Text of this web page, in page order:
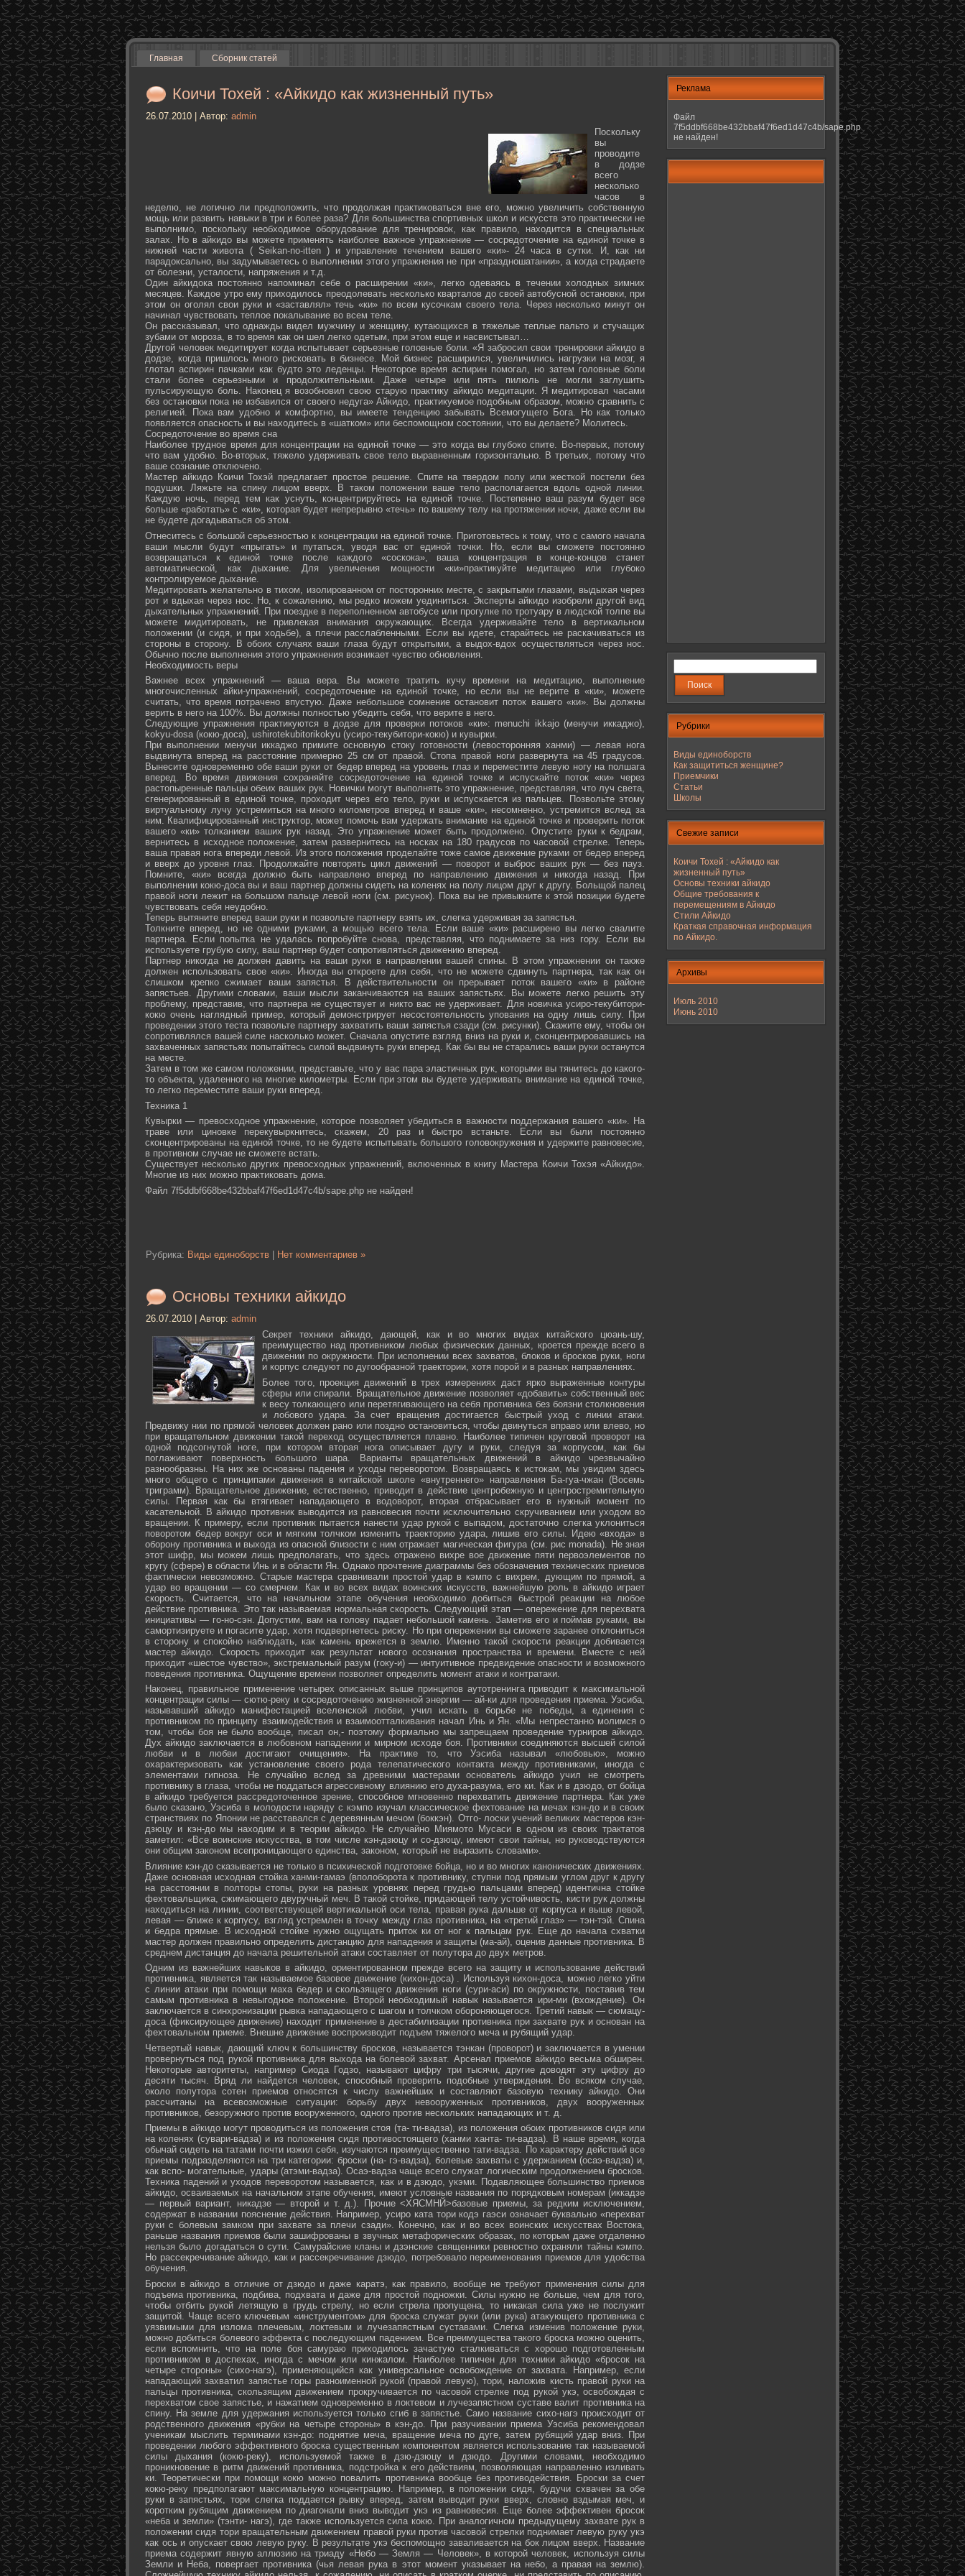
Главная Сборник статей
Коичи Тохей : «Айкидо как жизненный путь»
26.07.2010 | Автор: admin
Поскольку
вы
проводите
в додзе
всего
несколько
часов в
неделю, не логично ли предположить, что продолжая практиковаться вне его, можно увеличить собственную
мощь или развить навыки в три и более раза? Для большинства спортивных школ и искусств это практически не
выполнимо, поскольку необходимое оборудование для тренировок, как правило, находится в специальных
залах. Но в айкидо вы можете применять наиболее важное упражнение — сосредоточение на единой точке в
нижней части живота ( Seikan-­no-­itten ) и управление течением вашего «ки»- 24 часа в сутки. И, как ни
парадоксально, вы задумываетесь о выполнении этого упражнения не при «праздношатании», а когда страдаете
от болезни, усталости, напряжения и т.д.
Один айкидока постоянно напоминал себе о расширении «ки», легко одеваясь в течении холодных зимних
месяцев. Каждое утро ему приходилось преодолевать несколько кварталов до своей автобусной остановки, при
этом он оголял свои руки и «заставлял» течь «ки» по всем кусочкам своего тела. Через несколько минут он
начинал чувствовать теплое покалывание во всем теле.
Он рассказывал, что однажды видел мужчину и женщину, кутающихся в тяжелые теплые пальто и стучащих
зубами от мороза, в то время как он шел легко одетым, при этом еще и насвистывал…
Другой человек медитирует когда испытывает серьезные головные боли. «Я забросил свои тренировки айкидо в
додзе, когда пришлось много рисковать в бизнесе. Мой бизнес расширился, увеличились нагрузки на мозг, я
глотал аспирин пачками как будто это леденцы. Некоторое время аспирин помогал, но затем головные боли
стали более серьезными и продолжительными. Даже четыре или пять пилюль не могли заглушить
пульсирующую боль. Наконец я возобновил свою старую практику айкидо медитации. Я медитировал часами
без остановки пока не избавился от своего недуга» Айкидо, практикуемое подобным образом, можно сравнить с
религией. Пока вам удобно и комфортно, вы имеете тенденцию забывать Всемогущего Бога. Но как только
появляется опасность и вы находитесь в «шатком» или беспомощном состоянии, что вы делаете? Молитесь.
Сосредоточение во время сна
Наиболее трудное время для концентрации на единой точке — это когда вы глубоко спите. Во-первых, потому
что вам удобно. Во-вторых, тяжело удерживать свое тело выравненным горизонтально. В третьих, потому что
ваше сознание отключено.
Мастер айкидо Коичи Тохэй предлагает простое решение. Спите на твердом полу или жесткой постели без
подушки. Ляжьте на спину лицом вверх. В таком положении ваше тело располагается вдоль одной линии.
Каждую ночь, перед тем как уснуть, концентрируйтесь на единой точке. Постепенно ваш разум будет все
больше «работать» с «ки», которая будет непрерывно «течь» по вашему телу на протяжении ночи, даже если вы
не будете догадываться об этом.
Отнеситесь с большой серьезностью к концентрации на единой точке. Приготовьтесь к тому, что с самого начала
ваши мысли будут «прыгать» и путаться, уводя вас от единой точки. Но, если вы сможете постоянно
возвращаться к единой точке после каждого «соскока», ваша концентрация в конце-концов станет
автоматической, как дыхание. Для увеличения мощности «ки»практикуйте медитацию или глубоко
контролируемое дыхание.
Медитировать желательно в тихом, изолированном от посторонних месте, с закрытыми глазами, выдыхая через
рот и вдыхая через нос. Но, к сожалению, мы редко можем уединиться. Эксперты айкидо изобрели другой вид
дыхательных упражнений. При поездке в переполненном автобусе или прогулке по тротуару в людской толпе вы
можете мидитировать, не привлекая внимания окружающих. Всегда удерживайте тело в вертикальном
положении (и сидя, и при ходьбе), а плечи расслабленными. Если вы идете, старайтесь не раскачиваться из
стороны в сторону. В обоих случаях ваши глаза будут открытыми, а выдох-вдох осуществляться через нос.
Обычно после выполнения этого упражнения возникает чувство обновления.
Необходимость веры
Важнее всех упражнений — ваша вера. Вы можете тратить кучу времени на медитацию, выполнение
многочисленных айки-упражнений, сосредоточение на единой точке, но если вы не верите в «ки», можете
считать, что время потрачено впустую. Даже небольшое сомнение остановит поток вашего «ки». Вы должны
верить в него на 100%. Вы должны полностью убедить себя, что верите в него.
Следующие упражнения практикуются в додзе для проверки потоков «ки»: menuchi ikkajo (менучи иккаджо),
kokyu-dosa (кокю-доса), ushiro­tekubitori­kokyu (усиро-текубитори-кокю) и кувырки.
При выполнении менучи иккаджо примите основную стоку готовности (левосторонняя ханми) — левая нога
выдвинута вперед на расстояние примерно 25 см от правой. Стопа правой ноги развернута на 45 градусов.
Вынесите одновременно обе ваши руки от бедер вперед на уровень глаз и переместите левую ногу на полшага
вперед. Во время движения сохраняйте сосредоточение на единой точке и испускайте поток «ки» через
растопыренные пальцы обеих ваших рук. Новички могут выполнять это упражнение, представляя, что луч света,
сгенерированный в единой точке, проходит через его тело, руки и испускается из пальцев. Позвольте этому
виртуальному лучу устремиться на много километров вперед и ваше «ки», несомненно, устремится вслед за
ним. Квалифицированный инструктор, может помочь вам удержать внимание на единой точке и проверить поток
вашего «ки» толканием ваших рук назад. Это упражнение может быть продолжено. Опустите руки к бедрам,
вернитесь в исходное положение, затем развернитесь на носках на 180 градусов по часовой стрелке. Теперь
ваша правая нога впереди левой. Из этого положения проделайте тоже самое движение руками от бедер вперед
и вверх до уровня глаз. Продолжайте повторять цикл движений — поворот и выброс ваших рук — без пауз.
Помните, «ки» всегда должно быть направлено вперед по направлению движения и никогда назад. При
выполнении кокю-доса вы и ваш партнер должны сидеть на коленях на полу лицом друг к другу. Больщой палец
правой ноги лежит на большом пальце левой ноги (см. рисунок). Пока вы не привыкните к этой позиции будете
чувствовать себя неудобно.
Теперь вытяните вперед ваши руки и позвольте партнеру взять их, слегка удерживая за запястья.
Толкните вперед, но не одними руками, а мощью всего тела. Если ваше «ки» расширено вы легко свалите
партнера. Если попытка не удалась попробуйте снова, представляя, что поднимаете за низ гору. Если вы
используете грубую силу, ваш партнер будет сопротивляться движению вперед.
Партнер никогда не должен давить на ваши руки в направлении вашей спины. В этом упражнении он также
должен использовать свое «ки». Иногда вы откроете для себя, что не можете сдвинуть партнера, так как он
слишком крепко сжимает ваши запястья. В действительности он прерывает поток вашего «ки» в районе
запястьев. Другими словами, ваши мысли заканчиваются на ваших запястьях. Вы можете легко решить эту
проблему, представив, что партнера не существует и никто вас не удерживает. Для новичка усиро-текубитори-
кокю очень наглядный пример, который демонстрирует несостоятельность упования на одну лишь силу. При
проведении этого теста позвольте партнеру захватить ваши запястья сзади (см. рисунки). Скажите ему, чтобы он
сопротивлялся вашей силе насколько может. Сначала опустите взгляд вниз на руки и, сконцентрировавшись на
захваченных запястьях попытайтесь силой выдвинуть руки вперед. Как бы вы не старались ваши руки останутся
на месте.
Затем в том же самом положении, представьте, что у вас пара эластичных рук, которыми вы тянитесь до какого-
то объекта, удаленного на многие километры. Если при этом вы будете удерживать внимание на единой точке,
то легко переместите ваши руки вперед.
Техника 1
Кувырки — превосходное упражнение, которое позволяет убедиться в важности поддержания вашего «ки». На
траве или циновке перекувыркнитесь, скажем, 20 раз и быстро встаньте. Если вы были постоянно
сконцентрированы на единой точке, то не будете испытывать большого головокружения и удержите равновесие,
в противном случае не сможете встать.
Существует несколько других превосходных упражнений, включенных в книгу Мастера Коичи Тохэя «Айкидо».
Многие из них можно практиковать дома.
Файл 7f5ddbf668be432bbaf47f6ed1d47c4b/sape.php не найден!
Рубрика: Виды единоборств Нет комментариев »
Основы техники айкидо
26.07.2010 | Автор: admin
Секрет техники айкидо, дающей, как и во многих видах китайского цюань-шу,
преимущество над противником любых физических данных, кроется прежде всего в
движении по окружности. При исполнении всех захватов, блоков и бросков руки, ноги
и корпус следуют по дугообразной траектории, хотя порой и в разных направлениях.
Более того, проекция движений в трех измерениях даст ярко выраженные контуры
сферы или спирали. Вращательное движение позволяет «добавить» собственный вес
к весу толкающего или перетягивающего на себя противника без боязни столкновения
и лобового удара. За счет вращения достигается быстрый уход с линии атаки.
Предвижу нии по прямой человек должен рано или поздно остановиться, чтобы двинуться вправо или влево, но
при вращательном движении такой переход осуществляется плавно. Наиболее типичен круговой проворот на
одной подсогнутой ноге, при котором вторая нога описывает дугу и руки, следуя за корпусом, как бы
поглаживают поверхность большого шара. Варианты вращательных движений в айкидо чрезвычайно
разнообразны. На них же основаны падения и уходы переворотом. Возвращаясь к истокам, мы увидим здесь
много общего с принципами движения в китайской школе «внутреннего» направления Ба-гуа-чжан (Восемь
триграмм). Вращательное движение, естественно, приводит в действие центробежную и центростремительную
силы. Первая как бы втягивает нападающего в водоворот, вторая отбрасывает его в нужный момент по
касательной. В айкидо противник выводится из равновесия почти исключительно скручиванием или уходом во
вращении. К примеру, если противник пытается нанести удар рукой с выпадом, достаточно слегка уклониться
поворотом бедер вокруг оси и мягким толчком изменить траекторию удара, лишив его силы. Идею «входа» в
оборону противника и выхода из опасной близости с ним отражает магическая фигура (см. рис monada). Не зная
этот шифр, мы можем лишь предполагать, что здесь отражено вихре вое движение пяти первоэлементов по
кругу (сфере) в области Инь и в области Ян. Однако прочтение диаграммы без обозначения технических приемов
фактически невозможно. Старые мастера сравнивали простой удар в кэмпо с вихрем, дующим по прямой, а
удар во вращении — со смерчем. Как и во всех видах воинских искусств, важнейшую роль в айкидо играет
скорость. Считается, что на начальном этапе обучения необходимо добиться быстрой реакции на любое
действие противника. Это так называемая нормальная скорость. Следующий этап — опережение для перехвата
инициативы — го-но-сэн. Допустим, вам на голову падает небольшой камень. Заметив его и поймав руками, вы
самортизируете и погасите удар, хотя подвергнетесь риску. Но при опережении вы сможете заранее отклониться
в сторону и спокойно наблюдать, как камень врежется в землю. Именно такой скорости реакции добивается
мастер айкидо. Скорость приходит как результат нового осознания пространства и времени. Вместе с ней
приходит «шестое чувство», экстремальный разум (гоку-и) — интуитивное предвидение опасности и возможного
поведения противника. Ощущение времени позволяет определить момент атаки и контратаки.
Наконец, правильное применение четырех описанных выше принципов аутотренинга приводит к максимальной
концентрации силы — сютю-реку и сосредоточению жизненной энергии — ай-ки для проведения приема. Уэсиба,
называвший айкидо манифестацией вселенской любви, учил искать в борьбе не победы, а единения с
противником по принципу взаимодействия и взаимоотталкивания начал Инь и Ян. «Мы непрестанно молимся о
том, чтобы боя не было вообще, писал он,- поэтому формально мы запрещаем проведение турниров айкидо.
Дух айкидо заключается в любовном нападении и мирном исходе боя. Противники соединяются высшей силой
любви и в любви достигают очищения». На практике то, что Уэсиба называл «любовью», можно
охарактеризовать как установление своего рода телепатического контакта между противниками, иногда с
элементами гипноза. Не случайно вслед за древними мастерами основатель айкидо учил не смотреть
противнику в глаза, чтобы не поддаться агрессивному влиянию его духа-разума, его ки. Как и в дзюдо, от бойца
в айкидо требуется рассредоточенное зрение, способное мгновенно перехватить движение партнера. Как уже
было сказано, Уэсиба в молодости наряду с кэмпо изучал классическое фехтование на мечах кэн-до и в своих
странствиях по Японии не расставался с деревянным мечом (боккэн). Отго- лоски учений великих мастеров кэн-
дзюцу и кэн-до мы находим и в теории айкидо. Не случайно Миямото Мусаси в одном из своих трактатов
заметил: «Все воинские искусства, в том числе кэн-дзюцу и со-дзюцу, имеют свои тайны, но руководствуются
они общим законом всепроницающего единства, законом, который не выразить словами».
Влияние кэн-до сказывается не только в психической подготовке бойца, но и во многих канонических движениях.
Даже основная исходная стойка ханми-гамаэ (вполоборота к противнику, ступни под прямым углом друг к другу
на расстоянии в полторы стопы, руки на разных уровнях перед грудью пальцами вперед) идентична стойке
фехтовальщика, сжимающего двуручный меч. В такой стойке, придающей телу устойчивость, кисти рук должны
находиться на линии, соответствующей вертикальной оси тела, правая рука дальше от корпуса и выше левой,
левая — ближе к корпусу, взгляд устремлен в точку между глаз противника, на «третий глаз» — тэн-тэй. Спина
и бедра прямые. В исходной стойке нужно ощущать приток ки от ног к пальцам рук. Еще до начала схватки
мастер должен правильно определить дистанцию для нападения и защиты (ма-ай), оценив данные противника. В
среднем дистанция до начала решительной атаки составляет от полутора до двух метров.
Одним из важнейших навыков в айкидо, ориентированном прежде всего на защиту и использование действий
противника, является так называемое базовое движение (кихон-доса) . Используя кихон-доса, можно легко уйти
с линии атаки при помощи маха бедер и скользящего движения ноги (сури-аси) по окружности, поставив тем
самым противника в невыгодное положение. Второй необходимый навык называется ири-ми (вхождение). Он
заключается в синхронизации рывка нападающего с шагом и толчком обороняющегося. Третий навык — сюмацу-
доса (фиксирующее движение) находит применение в дестабилизации противника при захвате рук и основан на
фехтовальном приеме. Внешне движение воспроизводит подъем тяжелого меча и рубящий удар.
Четвертый навык, дающий ключ к большинству бросков, называется тэнкан (проворот) и заключается в умении
провернуться под рукой противника для выхода на болевой захват. Арсенал приемов айкидо весьма обширен.
Некоторые авторитеты, например Сиода Годзо, называют цифру три тысячи, другие доводят эту цифру до
десяти тысяч. Вряд ли найдется человек, способный проверить подобные утверждения. Во всяком случае,
около полутора сотен приемов относятся к числу важнейших и составляют базовую технику айкидо. Они
рассчитаны на всевозможные ситуации: борьбу двух невооруженных противников, двух вооруженных
противников, безоружного против вооруженного, одного против нескольких нападающих и т. д.
Приемы в айкидо могут проводиться из положения стоя (та- ти-вадза), из положения обоих противников сидя или
на коленях (сувари-вадза) и из положения сидя противостоящего (ханми ханта- ти-вадза). В наше время, когда
обычай сидеть на татами почти изжил себя, изучаются преимущественно тати-вадза. По характеру действий все
приемы подразделяются на три категории: броски (на- гэ-вадза), болевые захваты с удержанием (осаэ-вадза) и,
как вспо- могательные, удары (атэми-вадза). Осаэ-вадза чаще всего служат логическим продолжением бросков.
Техника падений и уходов переворотом называется, как и в дзюдо, укэми. Подавляющее большинство приемов
айкидо, осваиваемых на начальном этапе обучения, имеют условные названия по порядковым номерам (иккадзе
— первый вариант, никадзе — второй и т. д.). Прочие <ХЯСМНЙ>базовые приемы, за редким исключением,
содержат в названии пояснение действия. Например, усиро ката тори кодэ гаэси означает буквально «перехват
руки с болевым замком при захвате за плечи сзади». Конечно, как и во всех воинских искусствах Востока,
раньше названия приемов были зашифрованы в звучных метафорических образах, по которым даже отдаленно
нельзя было догадаться о сути. Самурайские кланы и дзэнские священники ревностно охраняли тайны кэмпо.
Но рассекречивание айкидо, как и рассекречивание дзюдо, потребовало переименования приемов для удобства
обучения.
Броски в айкидо в отличие от дзюдо и даже каратэ, как правило, вообще не требуют применения силы для
подъема противника, подбива, подхвата и даже для простой подножки. Силы нужно не больше, чем для того,
чтобы отбить рукой летящую в грудь стрелу, но если стрела пропущена, то никакая сила уже не послужит
защитой. Чаще всего ключевым «инструментом» для броска служат руки (или рука) атакующего противника с
уязвимыми для излома плечевым, локтевым и лучезапястным суставами. Слегка изменив положение руки,
можно добиться болевого эффекта с последующим падением. Все преимущества такого броска можно оценить,
если вспомнить, что на поле боя самураю приходилось зачастую сталкиваться с хорошо подготовленным
противником в доспехах, иногда с мечом или кинжалом. Наиболее типичен для техники айкидо «бросок на
четыре стороны» (сихо-нагэ), применяющийся как универсальное освобождение от захвата. Например, если
нападающий захватил запястье горы разноименной рукой (правой левую), тори, наложив кисть правой руки на
пальцы противника, скользящим движением прокручивается по часовой стрелке под рукой укэ, освобождая с
перехватом свое запястье, и нажатием одновременно в локтевом и лучезапястном суставе валит противника на
спину. На земле для удержания используется только сгиб в запястье. Само название сихо-нагэ происходит от
родственного движения «рубки на четыре стороны» в кэн-до. При разучивании приема Уэсиба рекомендовал
ученикам мыслить терминами кэн-до: поднятие меча, вращение меча по дуге, затем рубящий удар вниз. При
проведении любого эффективного броска существенным компонентом является использование так называемой
силы дыхания (кокю-реку), используемой также в дзю-дзюцу и дзюдо. Другими словами, необходимо
проникновение в ритм движений противника, подстройка к его действиям, позволяющая направленно изливать
ки. Теоретически при помощи кокю можно повалить противника вообще без противодействия. Броски за счет
кокю-реку предполагают максимальную концентрацию. Например, в положении сидя, будучи схвачен за обе
руки в запястьях, тори слегка поддается рывку вперед, затем выводит руки вверх, словно вздымая меч, и
коротким рубящим движением по диагонали вниз выводит укэ из равновесия. Еще более эффективен бросок
«неба и земли» (тэнти- нагэ), где также используется сила кокю. При аналогичном предыдущему захвате рук в
положении сидя тори вращательным движением правой руки против часовой стрелки поднимает левую руку укэ
как ось и опускает свою левую руку. В результате укэ беспомощно заваливается на бок лицом вверх. Название
приема содержит явную аллюзию на триаду «Небо — Земля — Человек», в которой человек, используя силы
Земли и Неба, повергает противника (чья левая рука в этот момент указывает на небо, а правая на землю).
Реклама
Файл
7f5ddbf668be432bbaf47f6ed1d47c4b/sape.php
не найден!
Рубрики
Виды единоборств
Как защититься женщине?
Приемчики
Статьи
Школы
Свежие записи
Коичи Тохей : «Айкидо как
жизненный путь»
Основы техники айкидо
Общие требования к
перемещениям в Айкидо
Стили Айкидо
Краткая справочная информация
по Айкидо.
Архивы
Июль 2010
Июнь 2010